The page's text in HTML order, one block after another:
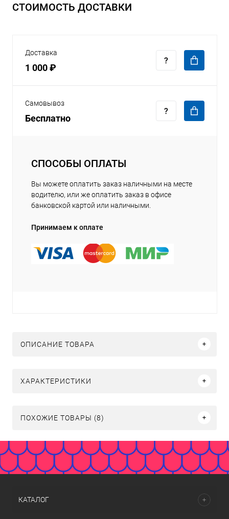
СТОИМОСТЬ ДОСТАВКИ
Доставка
1 000 ₽
Самовывоз
Бесплатно
СПОСОБЫ ОПЛАТЫ
Вы можете оплатить заказ наличными на месте
водителю, или же оплатить заказ в офисе
банковской картой или наличными.
Принимаем к оплате
ОПИСАНИЕ ТОВАРА
ХАРАКТЕРИСТИКИ
ПОХОЖИЕ ТОВАРЫ (8)
КАТАЛОГ